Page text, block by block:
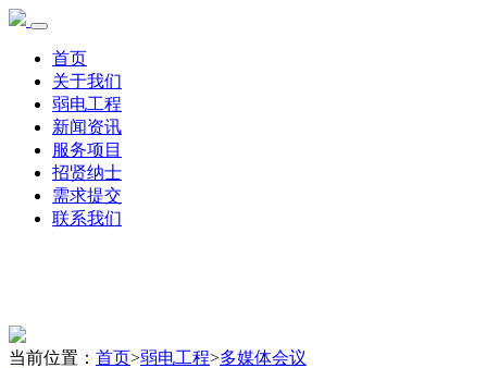
首页
关于我们
弱电工程
新闻资讯
服务项目
招贤纳士
需求提交
联系我们
当前位置： 首页>弱电工程>多媒体会议